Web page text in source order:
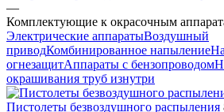
—
Комплектующие к окрасочным
Электрические аппаратыВоздушный
приводКомбинированное напыление
огнезащитАппараты с бензопроводом
окрашивания труб изнутри
Пистолеты безвоздушного распыления